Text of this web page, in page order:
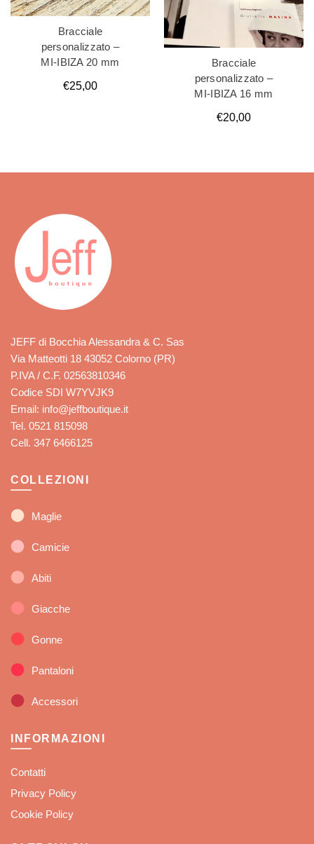
Bracciale
personalizzato –
MI-IBIZA 20 mm
€25,00
Bracciale
personalizzato –
MI-IBIZA 16 mm
€20,00
JEFF di Bocchia Alessandra & C. Sas
Via Matteotti 18 43052 Colorno (PR)
P.IVA / C.F. 02563810346
Codice SDI W7YVJK9
Email: info@jeffboutique.it
Tel. 0521 815098
Cell. 347 6466125
COLLEZIONI
Maglie
Camicie
Abiti
Giacche
Gonne
Pantaloni
Accessori
INFORMAZIONI
Contatti
Privacy Policy
Cookie Policy